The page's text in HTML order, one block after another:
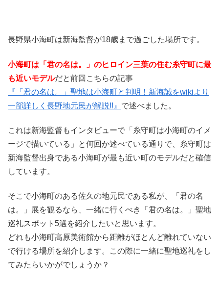
長野県小海町は新海監督が18歳まで過ごした場所です。
小海町は「君の名は。」のヒロイン三葉の住む糸守町に最
も近いモデルだと前回こちらの記事
『「君の名は。」聖地は小海町と判明！新海誠をwikiより
一部詳しく長野地元民が解説!!』 で述べました。
これは新海監督もインタビューで「糸守町は小海町のイメ
ージで描いている」と何回か述べている通りで、糸守町は
新海監督出身である小海町が最も近い町のモデルだと確信
しています。
そこで小海町のある佐久の地元民である私が、「君の名
は。」展を観るなら、一緒に行くべき「君の名は。」聖地
巡礼スポット5選を紹介したいと思います。
どれも小海町高原美術館から距離がほとんど離れていない
で行ける場所を紹介します。この際に一緒に聖地巡礼をし
てみたらいかがでしょうか？